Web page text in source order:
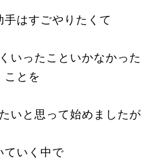
手はすごやりたくて
いったこといかなかった
ことを
いと思って始めましたが
ていく中で